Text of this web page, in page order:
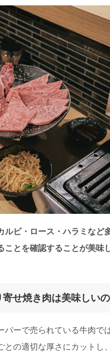
ルビ・ロース・ハラミなど
ことを確認することが美味
寄せ焼き肉は美味しい
ーで売られている牛肉で
の適切な厚さにカットし